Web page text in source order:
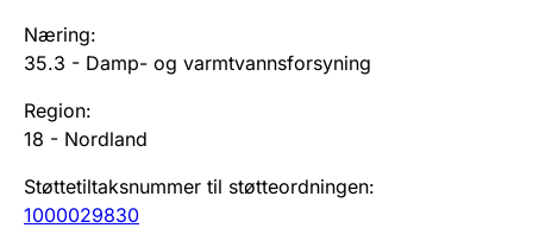
Næring:
35.3 - Damp- og varmtvannsforsyning
Region:
18 - Nordland
Støttetiltaksnummer til støtteordningen:
1000029830